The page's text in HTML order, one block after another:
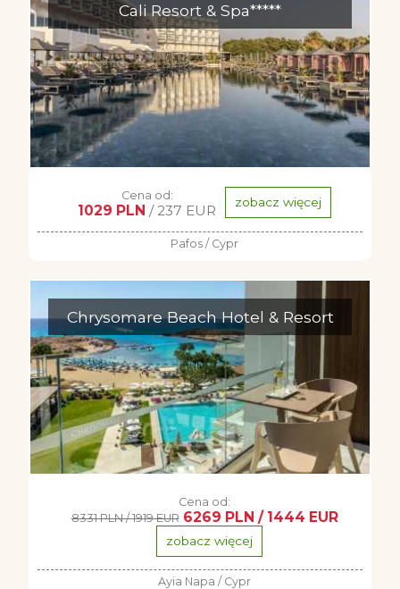
Cali Resort & Spa*****
Cena od:
1029 PLN / 237 EUR zobacz więcej
Pafos / Cypr
Chrysomare Beach Hotel & Resort
Cena od:
8331 PLN / 1919 EUR 6269 PLN / 1444 EUR
zobacz więcej
Ayia Napa / Cypr